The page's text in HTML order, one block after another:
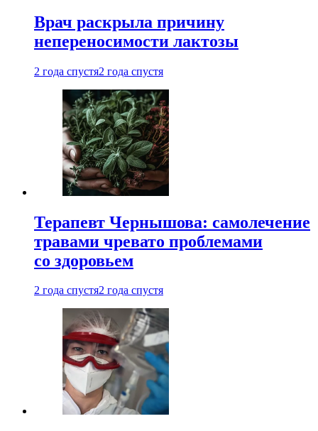
Врач раскрыла причину
непереносимости лактозы
2 года спустя2 года спустя
Терапевт Чернышова: самолечение
травами чревато проблемами
со здоровьем
2 года спустя2 года спустя